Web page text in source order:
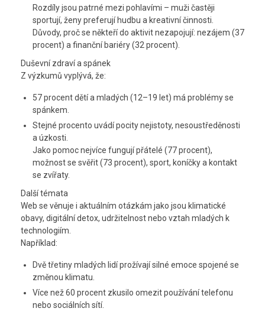
Rozdíly jsou patrné mezi pohlavími – muži častěji
sportují, ženy preferují hudbu a kreativní činnosti.
Důvody, proč se někteří do aktivit nezapojují: nezájem (37
procent) a finanční bariéry (32 procent).
Duševní zdraví a spánek
Z výzkumů vyplývá, že:
57 procent dětí a mladých (12–19 let) má problémy se
spánkem.
Stejné procento uvádí pocity nejistoty, nesoustředěnosti
a úzkosti.
Jako pomoc nejvíce fungují přátelé (77 procent),
možnost se svěřit (73 procent), sport, koníčky a kontakt
se zvířaty.
Další témata
Web se věnuje i aktuálním otázkám jako jsou klimatické
obavy, digitální detox, udržitelnost nebo vztah mladých k
technologiím.
Například:
Dvě třetiny mladých lidí prožívají silné emoce spojené se
změnou klimatu.
Více než 60 procent zkusilo omezit používání telefonu
nebo sociálních sítí.